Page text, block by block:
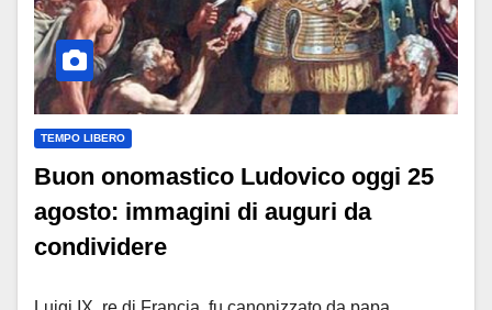
TEMPO LIBERO
Buon onomastico Ludovico oggi 25
agosto: immagini di auguri da
condividere